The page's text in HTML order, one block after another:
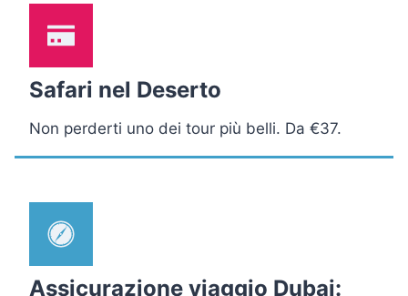
Safari nel Deserto
Non perderti uno dei tour più belli. Da €37.
Assicurazione viaggio Dubai: